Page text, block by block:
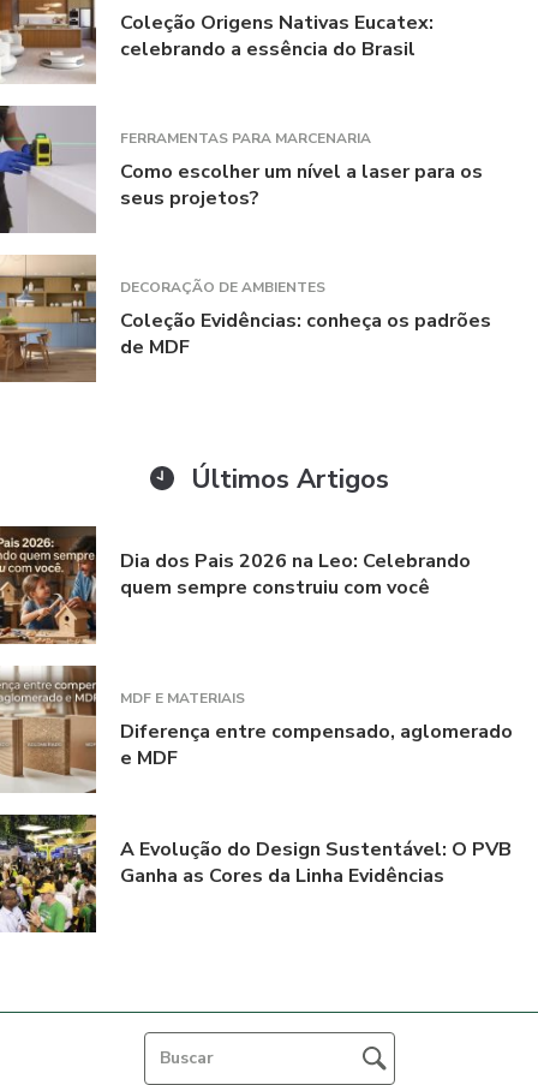
Coleção Origens Nativas Eucatex:
celebrando a essência do Brasil
FERRAMENTAS PARA MARCENARIA
Como escolher um nível a laser para os
seus projetos?
DECORAÇÃO DE AMBIENTES
Coleção Evidências: conheça os padrões
de MDF
Últimos Artigos
Dia dos Pais 2026 na Leo: Celebrando
quem sempre construiu com você
MDF E MATERIAIS
Diferença entre compensado, aglomerado
e MDF
A Evolução do Design Sustentável: O PVB
Ganha as Cores da Linha Evidências